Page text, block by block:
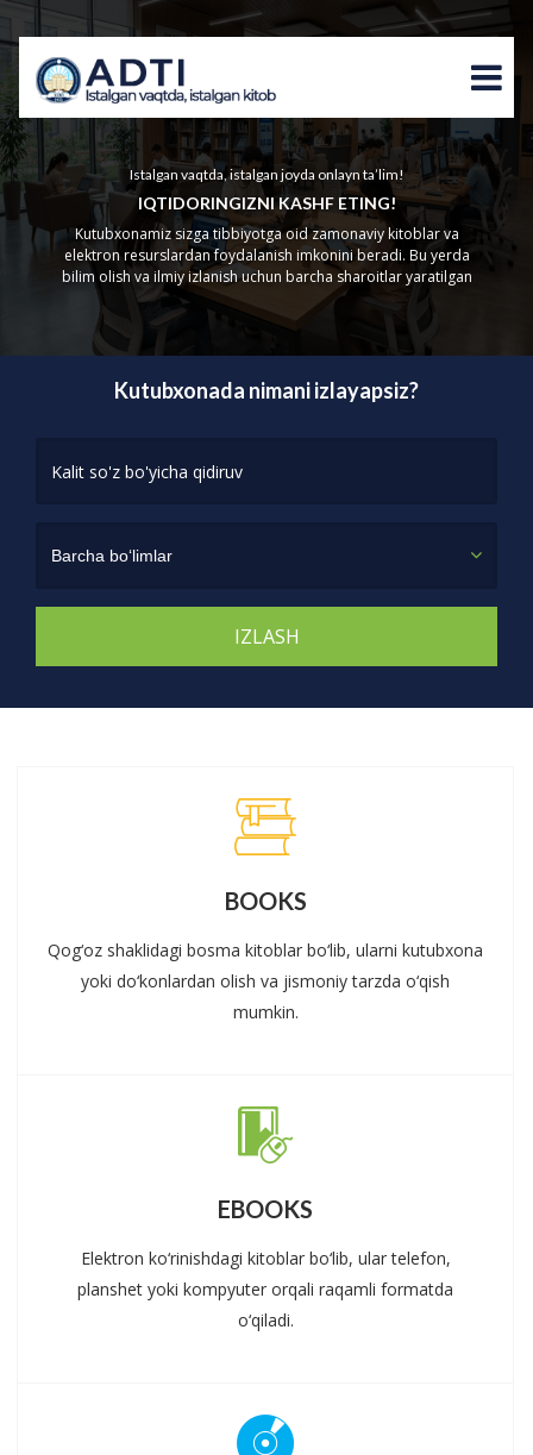
Istalgan vaqtda, istalgan joyda onlayn ta’lim!
IQTIDORINGIZNI KASHF ETING!
Kutubxonamiz sizga tibbiyotga oid zamonaviy kitoblar va
elektron resurslardan foydalanish imkonini beradi. Bu yerda
bilim olish va ilmiy izlanish uchun barcha sharoitlar yaratilgan
Kutubxonada nimani izlayapsiz?
Barcha bo‘limlar
BOOKS
Qog‘oz shaklidagi bosma kitoblar bo‘lib, ularni kutubxona
yoki do‘konlardan olish va jismoniy tarzda o‘qish
mumkin.
EBOOKS
Elektron ko‘rinishdagi kitoblar bo‘lib, ular telefon,
planshet yoki kompyuter orqali raqamli formatda
o‘qiladi.